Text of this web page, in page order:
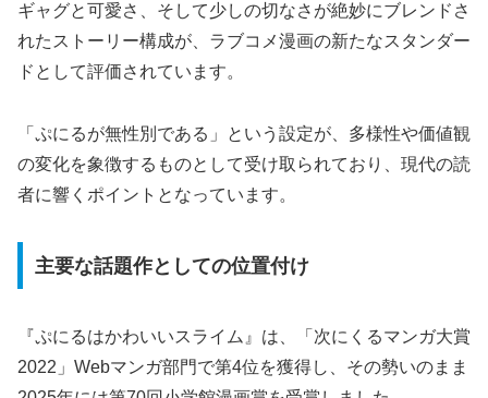
ギャグと可愛さ、そして少しの切なさが絶妙にブレンドさ
れたストーリー構成が、ラブコメ漫画の新たなスタンダー
ドとして評価されています。
「ぷにるが無性別である」という設定が、多様性や価値観
の変化を象徴するものとして受け取られており、現代の読
者に響くポイントとなっています。
主要な話題作としての位置付け
『ぷにるはかわいいスライム』は、「次にくるマンガ大賞
2022」Webマンガ部門で第4位を獲得し、その勢いのまま